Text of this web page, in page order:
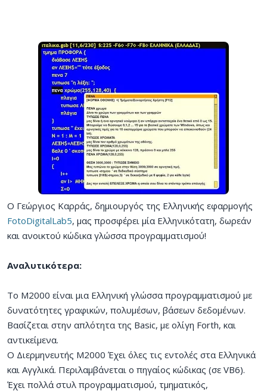
Ο Γεώργιος Καρράς, δημιουργός της Ελληνικής εφαρμογής
FotoDigitalLab5, μας προσφέρει μία Ελληνικότατη, δωρεάν
και ανοικτού κώδικα γλώσσα προγραμματισμού!
Αναλυτικότερα:
Το Μ2000 είναι μια Ελληνική γλώσσα προγραμματισμού με
δυνατότητες γραφικών, πολυμέσων, βάσεων δεδομένων.
Βασίζεται στην απλότητα της Basic, με ολίγη Forth, και
αντικείμενα.
Ο Διερμηνευτής Μ2000 Έχει όλες τις εντολές στα Ελληνικά
και Αγγλικά. Περιλαμβάνεται ο πηγαίος κώδικας (σε VB6).
Έχει πολλά στυλ προγραμματισμού, τμηματικός,